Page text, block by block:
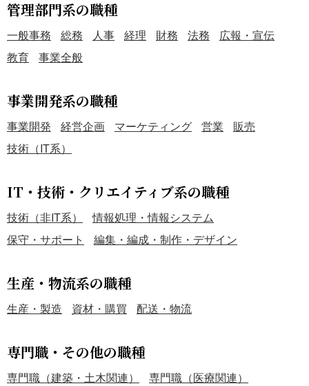
管理部門系の職種
一般事務 総務 人事 経理 財務 法務
広報・宣伝
教育
事業全般
事業開発系の職種
事業開発 経営企画 マーケティング 営業
販売
技術（IT系）
IT・技術・クリエイティブ系の職種
技術（非IT系）
情報処理・情報システム
保守・サポート
編集・編成・制作・デザイン
生産・物流系の職種
生産・製造 資材・購買 配送・物流
専門職・その他の職種
専門職（建築・土木関連） 専門職（医療関連）